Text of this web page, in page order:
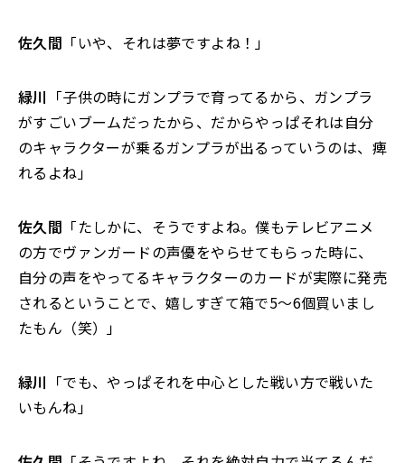
佐久間 「いや、それは夢ですよね！」
緑川 「子供の時にガンプラで育ってるから、ガンプラ
がすごいブームだったから、だからやっぱそれは自分
のキャラクターが乗るガンプラが出るっていうのは、痺
れるよね」
佐久間 「たしかに、そうですよね。僕もテレビアニメ
の方でヴァンガードの声優をやらせてもらった時に、
自分の声をやってるキャラクターのカードが実際に発売
されるということで、嬉しすぎて箱で5～6個買いまし
たもん（笑）」
緑川 「でも、やっぱそれを中心とした戦い方で戦いた
いもんね」